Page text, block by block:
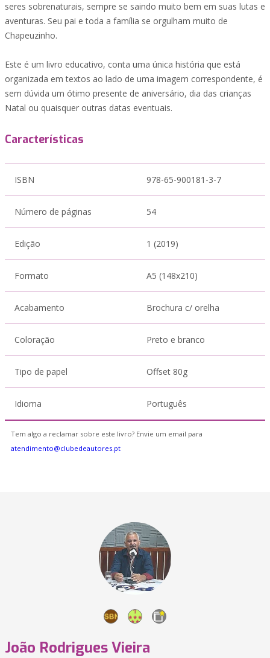
seres sobrenaturais, sempre se saindo muito bem em suas lutas e
aventuras. Seu pai e toda a família se orgulham muito de
Chapeuzinho.
Este é um livro educativo, conta uma única história que está
organizada em textos ao lado de uma imagem correspondente, é
sem dúvida um ótimo presente de aniversário, dia das crianças
Natal ou quaisquer outras datas eventuais.
Características
ISBN 978-65-900181-3-7
Número de páginas 54
Edição 1 (2019)
Formato A5 (148x210)
Acabamento Brochura c/ orelha
Coloração Preto e branco
Tipo de papel Offset 80g
Idioma Português
Tem algo a reclamar sobre este livro? Envie um email para
atendimento@clubedeautores.pt
João Rodrigues Vieira